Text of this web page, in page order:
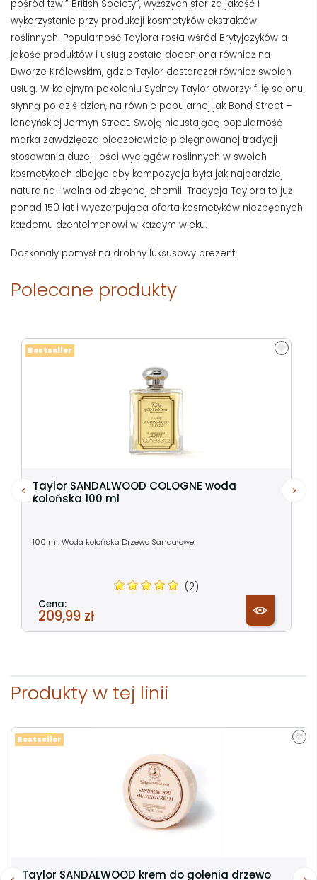
pośród tzw.” British Society”, wyższych sfer za jakość i
wykorzystanie przy produkcji kosmetyków ekstraktów
roślinnych. Popularność Taylora rosła wśród Brytyjczyków a
jakość produktów i usług została doceniona również na
Dworze Królewskim, gdzie Taylor dostarczał również swoich
usług. W kolejnym pokoleniu Sydney Taylor otworzył filię salonu
słynną po dziś dzień, na równie popularnej jak Bond Street –
londyńskiej Jermyn Street. Swoją nieustającą popularność
marka zawdzięcza pieczołowicie pielęgnowanej tradycji
stosowania dużej ilości wyciągów roślinnych w swoich
kosmetykach dbając aby kompozycja była jak najbardziej
naturalna i wolna od zbędnej chemii. Tradycja Taylora to już
ponad 150 lat i wyczerpująca oferta kosmetyków niezbędnych
każdemu dżentelmenowi w każdym wieku.
Doskonały pomysł na drobny luksusowy prezent.
Polecane produkty
Taylor SANDALWOOD COLOGNE woda
kolońska 100 ml
100 ml. Woda kolońska Drzewo Sandałowe.
(2)
Cena:
209,99 zł
Bestseller
Produkty w tej linii
Taylor SANDALWOOD krem do golenia drzewo
Bestseller